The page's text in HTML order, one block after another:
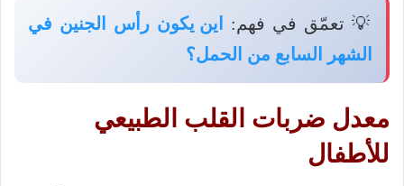
💡 تعمّق في فهم:
اين يكون رأس الجنين في
الشهر السابع من الحمل؟
معدل ضربات القلب الطبيعي
للأطفال